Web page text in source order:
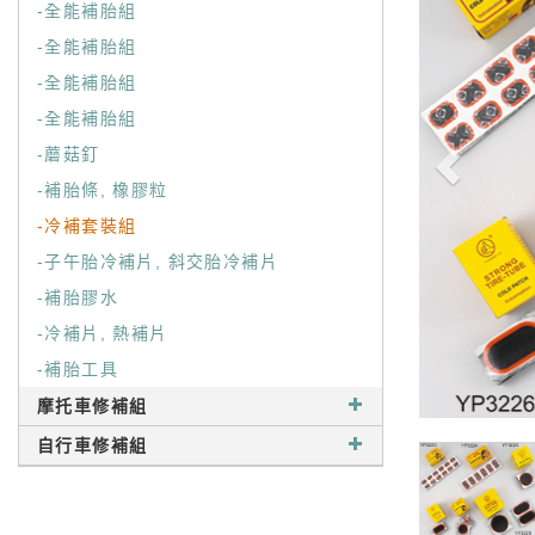
-全能補胎組
-全能補胎組
-全能補胎組
-全能補胎組
-蘑菇釘
-補胎條, 橡膠粒
-冷補套裝組
-子午胎冷補片, 斜交胎冷補片
-補胎膠水
-冷補片, 熱補片
-補胎工具
摩托車修補組
自行車修補組